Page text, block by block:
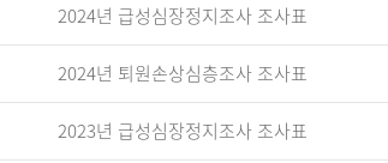
2024년 급성심장정지조사 조사표
2024년 퇴원손상심층조사 조사표
2023년 급성심장정지조사 조사표